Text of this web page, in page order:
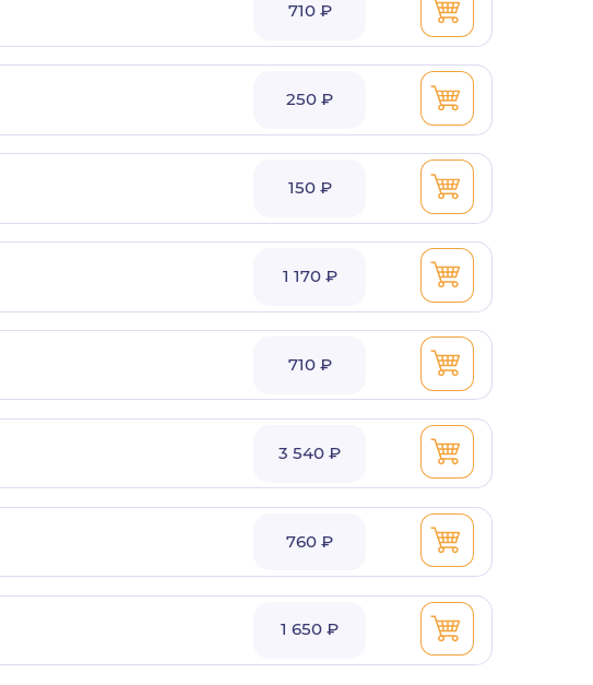
710 ₽
250 ₽
150 ₽
1 170 ₽
710 ₽
3 540 ₽
760 ₽
1 650 ₽